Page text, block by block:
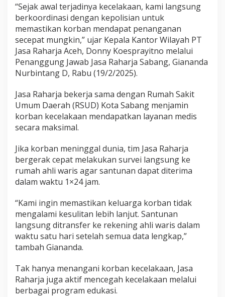
u
k
a
s
i
K
e
s
l
a
m
a
t
n
i
S
a
a
n
g
“Sejak awal terjadinya kecelakaan, kami langsung
berkoordinasi dengan kepolisian untuk
memastikan korban mendapat penanganan
secepat mungkin,” ujar Kepala Kantor Wilayah PT
Jasa Raharja Aceh, Donny Koesprayitno melalui
Penanggung Jawab Jasa Raharja Sabang, Giananda
Nurbintang D, Rabu (19/2/2025).
Jasa Raharja bekerja sama dengan Rumah Sakit
Umum Daerah (RSUD) Kota Sabang menjamin
korban kecelakaan mendapatkan layanan medis
secara maksimal.
Jika korban meninggal dunia, tim Jasa Raharja
bergerak cepat melakukan survei langsung ke
rumah ahli waris agar santunan dapat diterima
dalam waktu 1×24 jam.
“Kami ingin memastikan keluarga korban tidak
mengalami kesulitan lebih lanjut. Santunan
langsung ditransfer ke rekening ahli waris dalam
waktu satu hari setelah semua data lengkap,”
tambah Giananda.
Tak hanya menangani korban kecelakaan, Jasa
Raharja juga aktif mencegah kecelakaan melalui
berbagai program edukasi.